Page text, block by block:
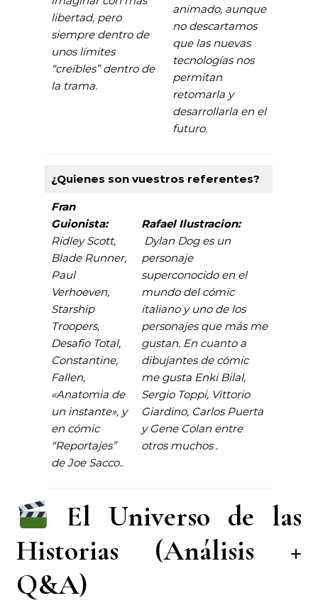
libertad, pero
siempre dentro de
unos límites
“creíbles” dentro de
la trama.
animado, aunque
no descartamos
que las nuevas
tecnologías nos
permitan
retomarla y
desarrollarla en el
futuro.
¿Quienes son vuestros referentes?
Fran
Guionista:
Ridley Scott,
Blade Runner,
Paul
Verhoeven,
Starship
Troopers,
Desafio Total,
Constantine,
Fallen,
«Anatomia de
un instante», y
en cómic
“Reportajes”
de Joe Sacco..
Rafael Ilustracion:
Dylan Dog es un
personaje
superconocido en el
mundo del cómic
italiano y uno de los
personajes que más me
gustan. En cuanto a
dibujantes de cómic
me gusta Enki Bilal,
Sergio Toppi, Vittorio
Giardino, Carlos Puerta
y Gene Colan entre
otros muchos .
El Universo de las
Historias (Análisis +
Q&A)